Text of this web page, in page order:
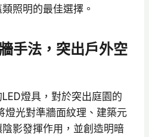
照明的最佳選擇。
手法，突出戶外空
燈具，對於突出庭園的
燈光對準牆面紋理、建築元
影發揮作用，並創造明暗